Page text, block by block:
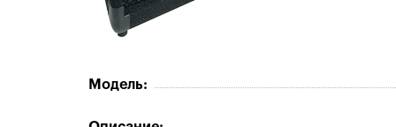
Модель: